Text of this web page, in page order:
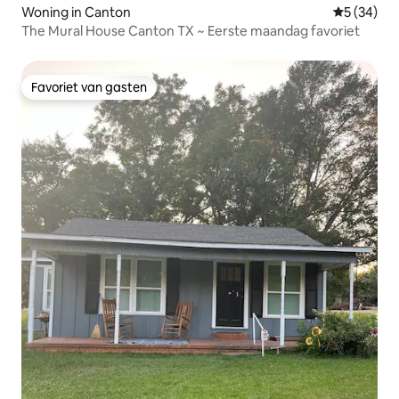
Woning in Canton
5 (34)
The Mural House Canton TX ~ Eerste maandag favoriet
Favoriet van gasten
Favoriet van gasten